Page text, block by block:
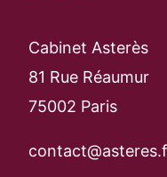
Cabinet Asterès
81 Rue Réaumur
75002 Paris